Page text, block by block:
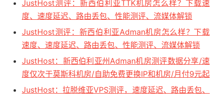
JustHost测评：新西伯利亚TTK机房怎么样？下载速
度、速度延迟、路由丢包、性能测评、流媒体解锁
JustHost测评：新西伯利亚Adman机房怎么样？下载
速度、速度延迟、路由丢包、性能测评、流媒体解锁
JustHost：新西伯利亚州Adman机房测评数据分享/速
度仅次于莫斯科机房/自助免费更换IP和机房/月付9元起
JustHost：拉脱维亚VPS测评，速度延迟、路由丢包、